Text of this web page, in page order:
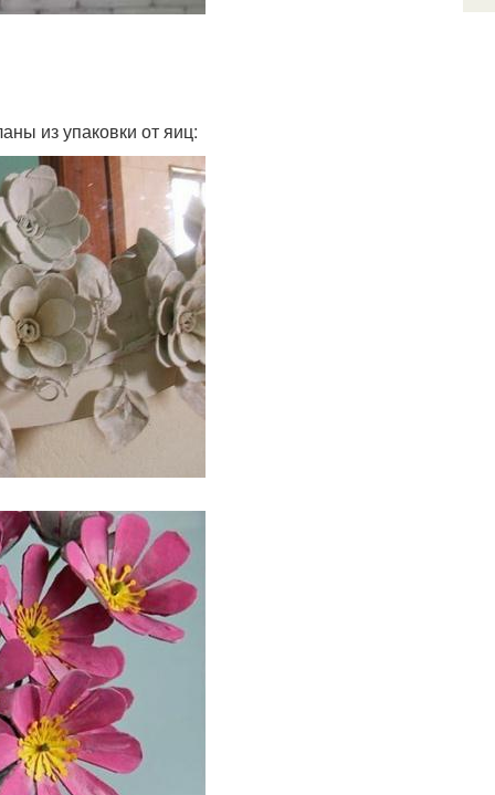
из упаковки от яиц: